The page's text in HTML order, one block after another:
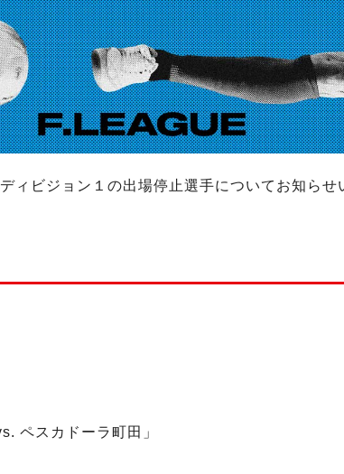
ビジョン１の出場停止選手についてお知らせ
ペスカドーラ町田」